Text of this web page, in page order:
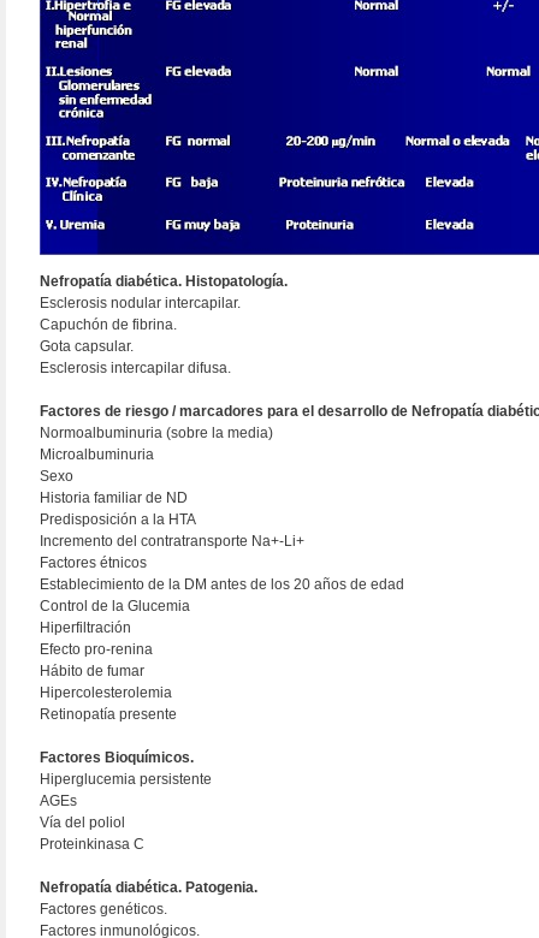
Nefropatía diabética. Histopatología.
Esclerosis nodular intercapilar.
Capuchón de fibrina.
Gota capsular.
Esclerosis intercapilar difusa.
Factores de riesgo / marcadores para el desarrollo de Nefropatía
Normoalbuminuria (sobre la media)
Microalbuminuria
Sexo
Historia familiar de ND
Predisposición a la HTA
Incremento del contratransporte Na+-Li+
Factores étnicos
Establecimiento de la DM antes de los 20 años de edad
Control de la Glucemia
Hiperfiltración
Efecto pro-renina
Hábito de fumar
Hipercolesterolemia
Retinopatía presente
Factores Bioquímicos.
Hiperglucemia persistente
AGEs
Vía del poliol
Proteinkinasa C
Nefropatía diabética. Patogenia.
Factores genéticos.
Factores inmunológicos.